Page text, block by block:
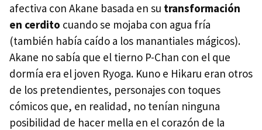
afectiva con Akane basada en su transformación
en cerdito cuando se mojaba con agua fría
(también había caído a los manantiales mágicos).
Akane no sabía que el tierno P-Chan con el que
dormía era el joven Ryoga. Kuno e Hikaru eran otros
de los pretendientes, personajes con toques
cómicos que, en realidad, no tenían ninguna
posibilidad de hacer mella en el corazón de la